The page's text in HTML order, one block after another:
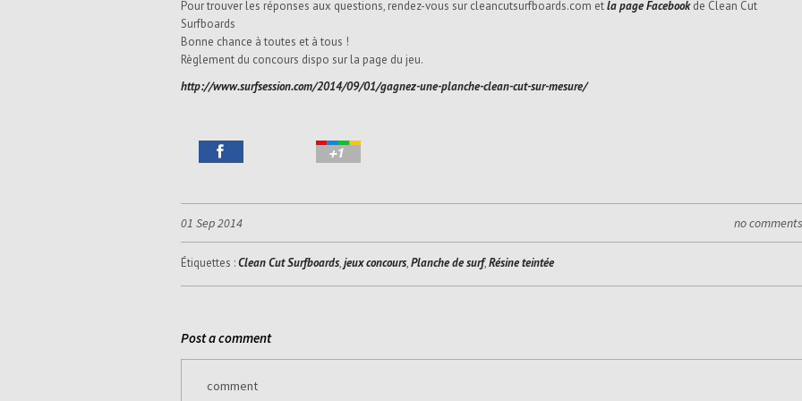
Pour trouver les réponses aux questions, rendez-vous sur cleancutsurfboards.com etla page Facebookde Clean Cut
Surfboards
Bonne chance à toutes et à tous !
Règlement du concours dispo sur la page du jeu.
http://www.surfsession.com/2014/09/01/gagnez-une-planche-clean-cut-sur-mesure/
01 Sep 2014 no comments
Étiquettes :Clean Cut Surfboards,jeux concours,Planche de surf,Résine teintée
Post a comment